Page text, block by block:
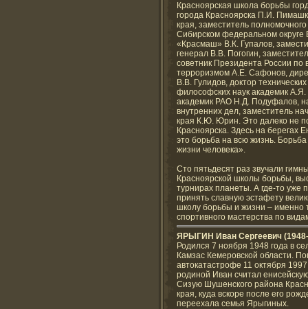
Красноярская школа борьбы
города Красноярска П.И.
края, заместитель
Сибирском федеральном округе
«Красмаш» В.К. Гупалов,
генерал В.В. Погогин,
советник Президента России
терроризмом А.Е. Сафонов,
В.В. Гулидов, доктор
философских наук академик А.Я.
академик РАО Н.Д. Подуфалов,
внутренних дел, заместитель
края К.Ю. Юрин. Это далеко не
Красноярска. Здесь на
это борьба на всю жизнь.
жизни человека».
Сто пятьдесят раз звучали
Красноярской школы борьбы,
турнирах планеты. А где-то уже
принять славную эстафету
школу борьбы и жизни – именно
спортивного мастерства по
ЯРЫГИН Иван Сергеевич
Родился 7 ноября 1948 года в
Камзас Кемеровской области.
автокатастрофе 11 октября
родиной Иван считал
Сизую Шушенского района
края, куда вскоре после его
переехала семья Ярыгиных.